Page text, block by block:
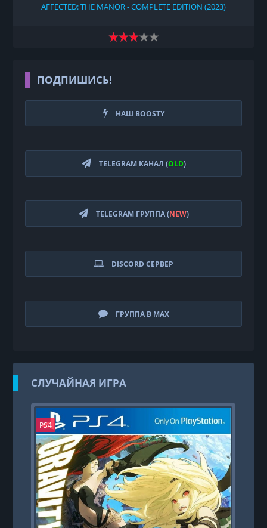
AFFECTED: THE MANOR - COMPLETE EDITION (2023)
ПОДПИШИСЬ!
НАШ BOOSTY
TELEGRAM КАНАЛ (OLD)
TELEGRAM ГРУППА (NEW)
DISCORD СЕРВЕР
ГРУППА В MAX
СЛУЧАЙНАЯ ИГРА
PS4